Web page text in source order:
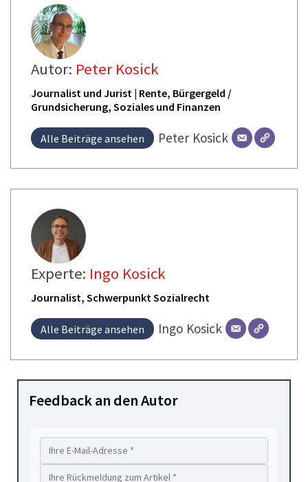
Autor: Peter Kosick
Journalist und Jurist | Rente, Bürgergeld /
Grundsicherung, Soziales und Finanzen
Alle Beiträge ansehen Peter Kosick
Experte: Ingo Kosick
Journalist, Schwerpunkt Sozialrecht
Alle Beiträge ansehen Ingo Kosick
Feedback an den Autor